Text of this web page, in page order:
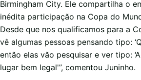
Birmingham City. Ele compartilha o
inédita participação na Copa do
Desde que nos qualificamos para a
vê algumas pessoas pensando tipo:
então elas vão pesquisar e ver tipo:
lugar bem legal'”, comentou Juninho.